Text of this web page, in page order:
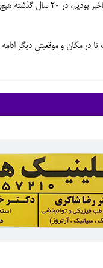
با این‌که از تمایلات
در مکان و موقعیتی دیگر